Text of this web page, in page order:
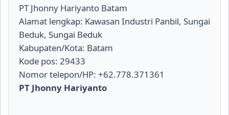
PT Jhonny Hariyanto Batam
Alamat lengkap: Kawasan Industri Panbil, Sungai
Beduk, Sungai Beduk
Kabupaten/Kota: Batam
Kode pos: 29433
Nomor telepon/HP: +62.778.371361
PT Jhonny Hariyanto